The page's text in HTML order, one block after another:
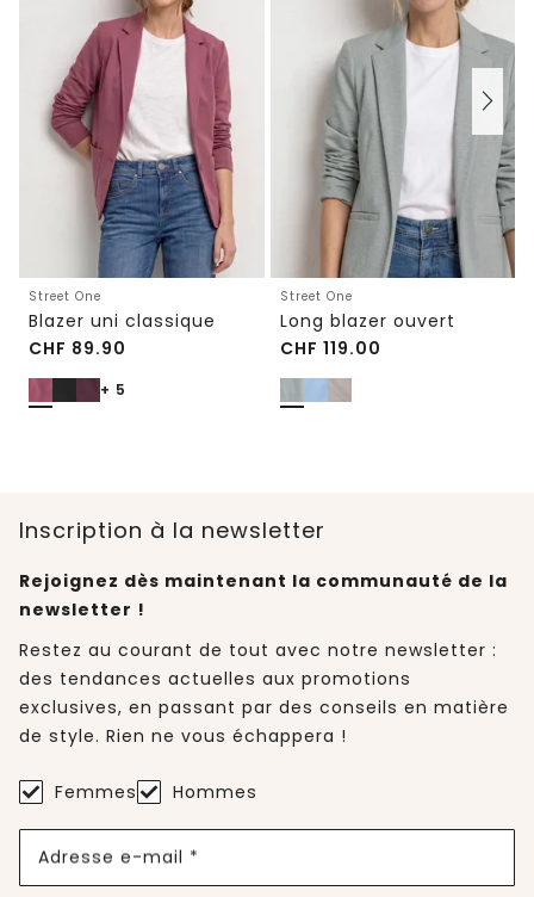
Street One
Blazer uni classique
CHF 89.90
+ 5
Street One
Long blazer ouvert
CHF 119.00
Inscription à la newsletter
Rejoignez dès maintenant la communauté de la
newsletter !
Restez au courant de tout avec notre newsletter :
des tendances actuelles aux promotions
exclusives, en passant par des conseils en matière
de style. Rien ne vous échappera !
Femmes Hommes
Adresse e-mail *